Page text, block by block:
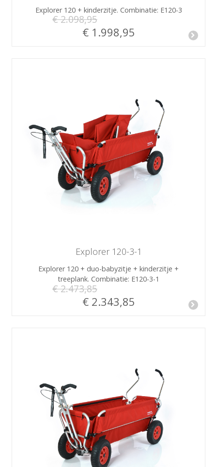
Explorer 120 + kinderzitje. Combinatie: E120-3
€ 2.098,95
€ 1.998,95
Explorer 120-3-1
Explorer 120 + duo-babyzitje + kinderzitje +
treeplank. Combinatie: E120-3-1
€ 2.473,85
€ 2.343,85